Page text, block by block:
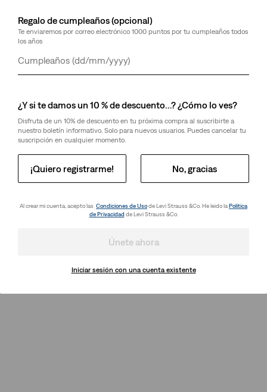
Regalo de cumpleaños (opcional)
Te enviaremos por correo electrónico 1000 puntos por tu cumpleaños todos
los años
Día
Mes
Año
¿Y si te damos un 10 % de descuento…? ¿Cómo lo ves?
Disfruta de un 10% de descuento en tu próxima compra al suscribirte a
nuestro boletín informativo. Solo para nuevos usuarios. Puedes cancelar tu
suscripción en cualquier momento.
¡Quiero registrarme! No, gracias
Al crear mi cuenta, acepto las Condiciones de Usode Levi Strauss &Co. He leido la Política
de Privacidad de Levi Strauss &Co.
Únete ahora
Iniciar sesión con una cuenta existente